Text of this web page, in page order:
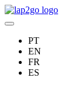
PT
EN
FR
ES